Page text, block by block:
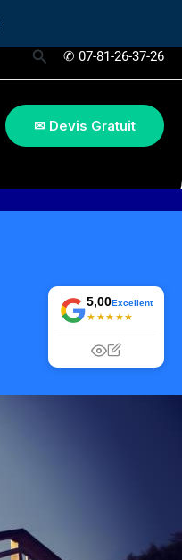
Rechercher
✆ 07-81-26-37-26
✉ Devis Gratuit
5,00Excellent
★★★★★